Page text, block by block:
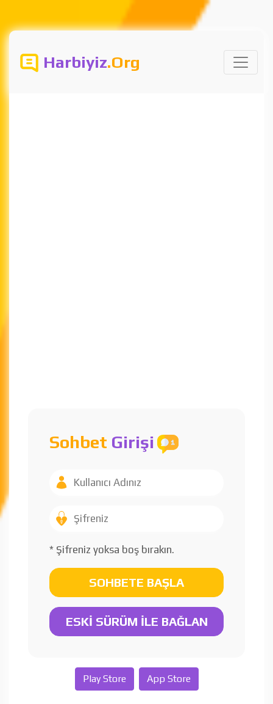
Harbiyiz.Org
Sohbet Girişi
* Şifreniz yoksa boş bırakın.
SOHBETE BAŞLA
ESKİ SÜRÜM İLE BAĞLAN
Play Store App Store